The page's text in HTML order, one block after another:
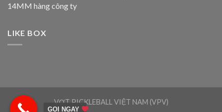
14MM hàng công ty
LIKE BOX
VỢT PICKLEBALL VIỆT NAM (VPV)
GỌI NGAY